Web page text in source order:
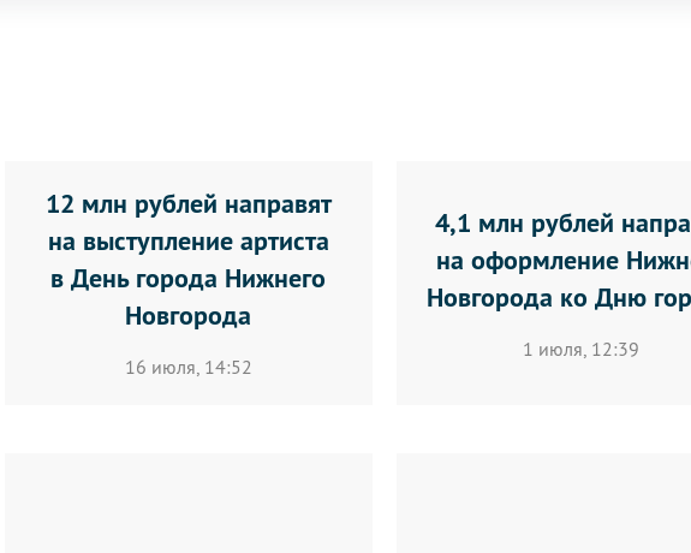
12 млн рублей направят
на выступление артиста
в День города Нижнего
Новгорода
16 июля, 14:52
4,1 млн рублей
на оформление
Новгорода ко Дню
1 июля, 12:39